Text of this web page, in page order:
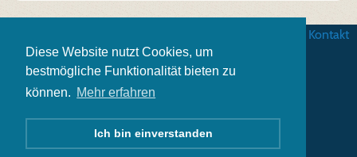
Diese Website nutzt Cookies, um
bestmögliche Funktionalität bieten zu
können. Mehr erfahren
Ich bin einverstanden
Kontakt